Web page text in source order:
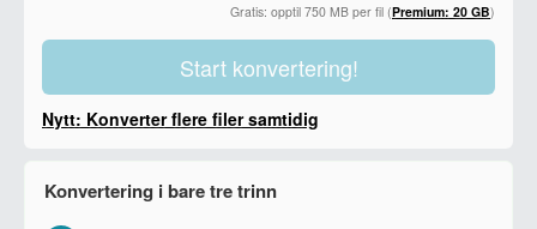
Gratis: opptil 750 MB per fil (Premium: 20 GB)
Start konvertering!
Nytt: Konverter flere filer samtidig
Konvertering i bare tre trinn